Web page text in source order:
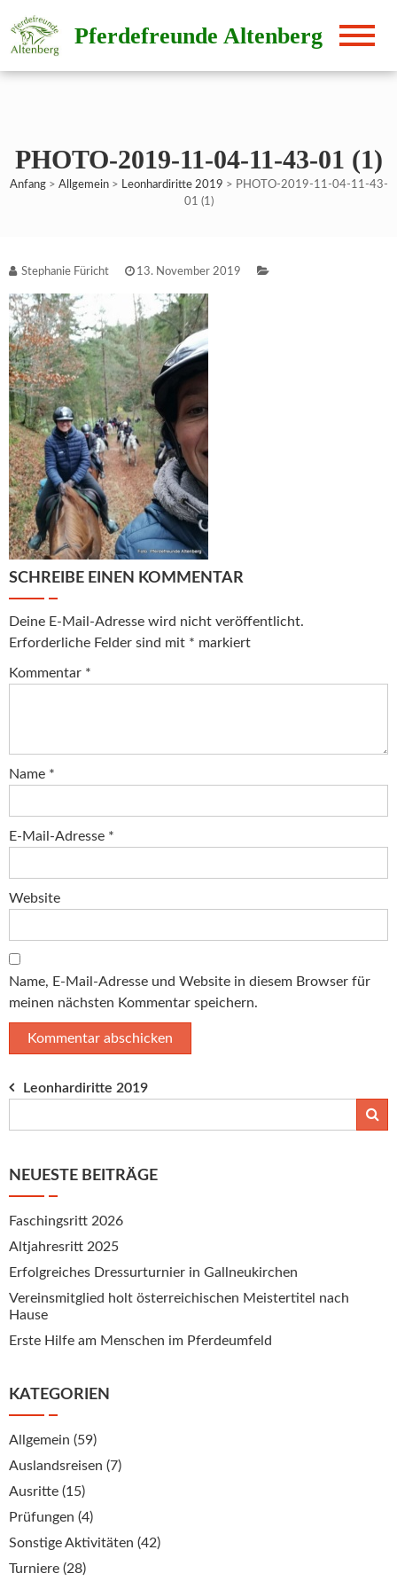
zum
Inhalt
Pferdefreunde Altenberg
PHOTO-2019-11-04-11-43-01 (1)
Anfang> Allgemein> Leonhardiritte 2019 > PHOTO-2019-11-04-11-43-
01 (1)
Stephanie Füricht 13. November 2019
SCHREIBE EINEN KOMMENTAR
Deine E-Mail-Adresse wird nicht veröffentlicht.
Erforderliche Felder sind mit * markiert
Kommentar *
Name *
E-Mail-Adresse *
Website
Name, E-Mail-Adresse und Website in diesem Browser für
meinen nächsten Kommentar speichern.
Beitragsnavigation
Leonhardiritte 2019
NEUESTE BEITRÄGE
Faschingsritt 2026
Altjahresritt 2025
Erfolgreiches Dressurturnier in Gallneukirchen
Vereinsmitglied holt österreichischen Meistertitel nach
Hause
Erste Hilfe am Menschen im Pferdeumfeld
KATEGORIEN
Allgemein (59)
Auslandsreisen (7)
Ausritte (15)
Prüfungen (4)
Sonstige Aktivitäten (42)
Turniere (28)